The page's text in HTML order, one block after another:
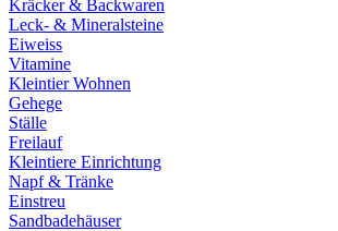
Kräcker & Backwaren
Leck- & Mineralsteine
Eiweiss
Vitamine
Kleintier Wohnen
Gehege
Ställe
Freilauf
Kleintiere Einrichtung
Napf & Tränke
Einstreu
Sandbadehäuser